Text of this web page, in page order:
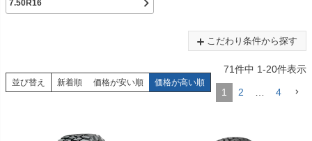
7.50R16
こだわり条件から探す
並び替え 新着順 価格が安い順 価格が高い順
71件中 1-20件表示
1 2 4